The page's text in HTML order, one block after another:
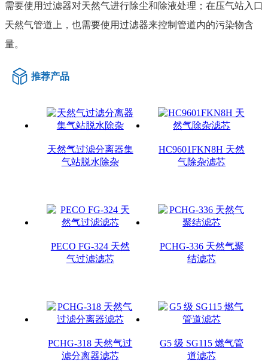
需要使用过滤器对天然气进行除尘和除液处理；在压气站入口
天然气管道上，也需要使用过滤器来控制管道内的污染物含
量。
推荐产品
天然气过滤分离器集
气站脱水除杂
HC9601FKN8H 天然
气除杂滤芯
PECO FG-324 天然
气过滤滤芯
PCHG-336 天然气聚
结滤芯
PCHG-318 天然气过
滤分离器滤芯
G5 级 SG115 燃气管
道滤芯